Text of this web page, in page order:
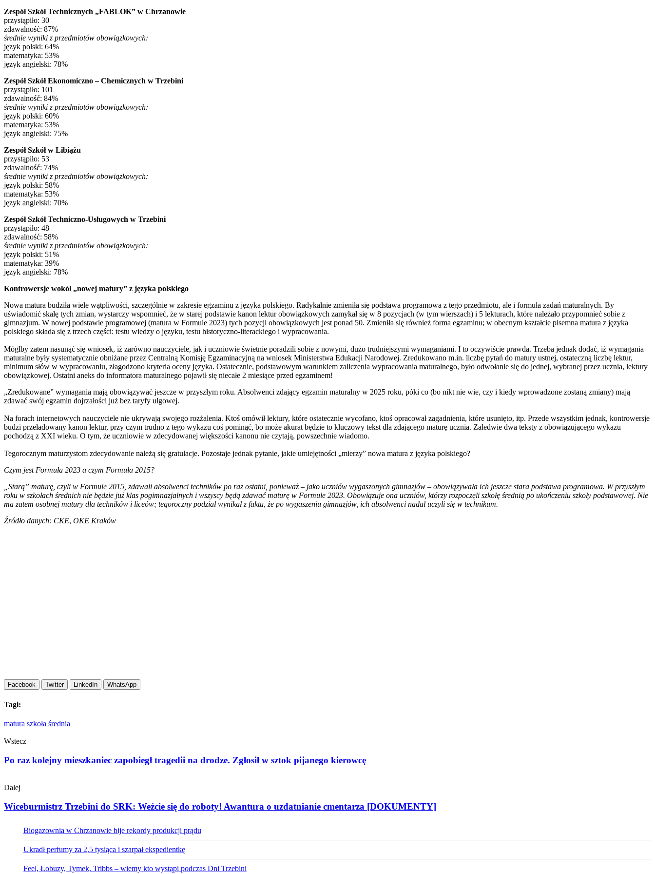
Zespół Szkół Technicznych „FABLOK” w Chrzanowie
przystąpiło: 30
zdawalność: 87%
średnie wyniki z przedmiotów obowiązkowych:
język polski: 64%
matematyka: 53%
język angielski: 78%
Zespół Szkół Ekonomiczno – Chemicznych w Trzebini
przystąpiło: 101
zdawalność: 84%
średnie wyniki z przedmiotów obowiązkowych:
język polski: 60%
matematyka: 53%
język angielski: 75%
Zespół Szkół w Libiążu
przystąpiło: 53
zdawalność: 74%
średnie wyniki z przedmiotów obowiązkowych:
język polski: 58%
matematyka: 53%
język angielski: 70%
Zespół Szkół Techniczno-Usługowych w Trzebini
przystąpiło: 48
zdawalność: 58%
średnie wyniki z przedmiotów obowiązkowych:
język polski: 51%
matematyka: 39%
język angielski: 78%
Kontrowersje wokół „nowej matury” z języka polskiego
Nowa matura budziła wiele wątpliwości, szczególnie w zakresie egzaminu z języka polskiego. Radykalnie zmieniła się podstawa programowa z tego przedmiotu, ale i formuła zadań maturalnych. By
uświadomić skalę tych zmian, wystarczy wspomnieć, że w starej podstawie kanon lektur obowiązkowych zamykał się w 8 pozycjach (w tym wierszach) i 5 lekturach, które należało przypomnieć sobie z
gimnazjum. W nowej podstawie programowej (matura w Formule 2023) tych pozycji obowiązkowych jest ponad 50. Zmieniła się również forma egzaminu; w obecnym kształcie pisemna matura z języka
polskiego składa się z trzech części: testu wiedzy o języku, testu historyczno-literackiego i wypracowania.
Mógłby zatem nasunąć się wniosek, iż zarówno nauczyciele, jak i uczniowie świetnie poradzili sobie z nowymi, dużo trudniejszymi wymaganiami. I to oczywiście prawda. Trzeba jednak dodać, iż wymagania
maturalne były systematycznie obniżane przez Centralną Komisję Egzaminacyjną na wniosek Ministerstwa Edukacji Narodowej. Zredukowano m.in. liczbę pytań do matury ustnej, ostateczną liczbę lektur,
minimum słów w wypracowaniu, złagodzono kryteria oceny języka. Ostatecznie, podstawowym warunkiem zaliczenia wypracowania maturalnego, było odwołanie się do jednej, wybranej przez ucznia, lektury
obowiązkowej. Ostatni aneks do informatora maturalnego pojawił się niecałe 2 miesiące przed egzaminem!
„Zredukowane” wymagania mają obowiązywać jeszcze w przyszłym roku. Absolwenci zdający egzamin maturalny w 2025 roku, póki co (bo nikt nie wie, czy i kiedy wprowadzone zostaną zmiany) mają
zdawać swój egzamin dojrzałości już bez taryfy ulgowej.
Na forach internetowych nauczyciele nie ukrywają swojego rozżalenia. Ktoś omówił lektury, które ostatecznie wycofano, ktoś opracował zagadnienia, które usunięto, itp. Przede wszystkim jednak, kontrowersje
budzi przeładowany kanon lektur, przy czym trudno z tego wykazu coś pominąć, bo może akurat będzie to kluczowy tekst dla zdającego maturę ucznia. Zaledwie dwa teksty z obowiązującego wykazu
pochodzą z XXI wieku. O tym, że uczniowie w zdecydowanej większości kanonu nie czytają, powszechnie wiadomo.
Tegorocznym maturzystom zdecydowanie należą się gratulacje. Pozostaje jednak pytanie, jakie umiejętności „mierzy” nowa matura z języka polskiego?
Czym jest Formuła 2023 a czym Formuła 2015?
„Starą” maturę, czyli w Formule 2015, zdawali absolwenci techników po raz ostatni, ponieważ – jako uczniów wygaszonych gimnazjów – obowiązywała ich jeszcze stara podstawa programowa. W przyszłym
roku w szkołach średnich nie będzie już klas pogimnazjalnych i wszyscy będą zdawać maturę w Formule 2023. Obowiązuje ona uczniów, którzy rozpoczęli szkołę średnią po ukończeniu szkoły podstawowej. Nie
ma zatem osobnej matury dla techników i liceów; tegoroczny podział wynikał z faktu, że po wygaszeniu gimnazjów, ich absolwenci nadal uczyli się w technikum.
Źródło danych: CKE, OKE Kraków
Facebook Twitter LinkedIn WhatsApp
Tagi:
matura szkoła średnia
Wstecz
Po raz kolejny mieszkaniec zapobiegł tragedii na drodze. Zgłosił w sztok pijanego kierowcę
Dalej
Wiceburmistrz Trzebini do SRK: Weźcie się do roboty! Awantura o uzdatnianie cmentarza [DOKUMENTY]
Biogazownia w Chrzanowie bije rekordy produkcji prądu
Ukradł perfumy za 2,5 tysiąca i szarpał ekspedientkę
Feel, Łobuzy, Tymek, Tribbs – wiemy kto wystąpi podczas Dni Trzebini